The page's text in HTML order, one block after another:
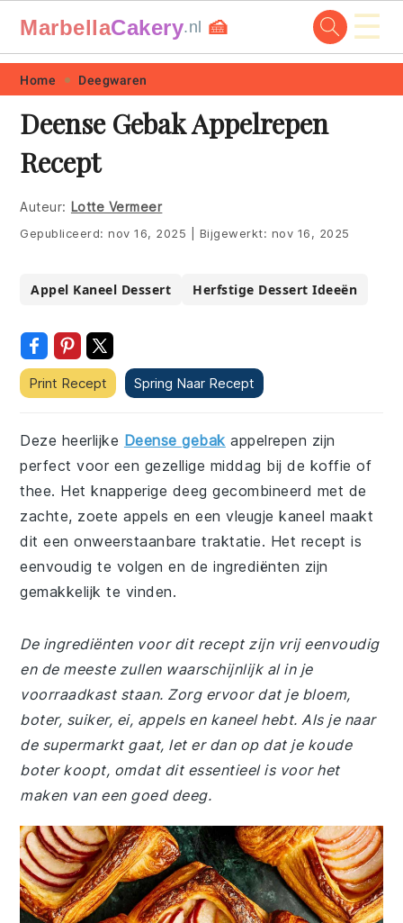
Skip
primary
navigation
Skip
main
content
Skip
primary
sidebar
Skip
footer
MarbellaCakery.nl 🍰 ☰
Home Deegwaren
Deense Gebak Appelrepen
Recept
Auteur: Lotte Vermeer
Gepubliceerd:nov 16, 2025 Bijgewerkt: nov 16, 2025
Appel Kaneel Dessert Herfstige Dessert Ideeën
Print Recept Spring Naar Recept
Deze heerlijke Deense gebak appelrepen zijn
perfect voor een gezellige middag bij de koffie of
thee. Het knapperige deeg gecombineerd met de
zachte, zoete appels en een vleugje kaneel maakt
dit een onweerstaanbare traktatie. Het recept is
eenvoudig te volgen en de ingrediënten zijn
gemakkelijk te vinden.
De ingrediënten voor dit recept zijn vrij eenvoudig
en de meeste zullen waarschijnlijk al in je
voorraadkast staan. Zorg ervoor dat je bloem,
boter, suiker, ei, appels en kaneel hebt. Als je naar
de supermarkt gaat, let er dan op dat je koude
boter koopt, omdat dit essentieel is voor het
maken van een goed deeg.